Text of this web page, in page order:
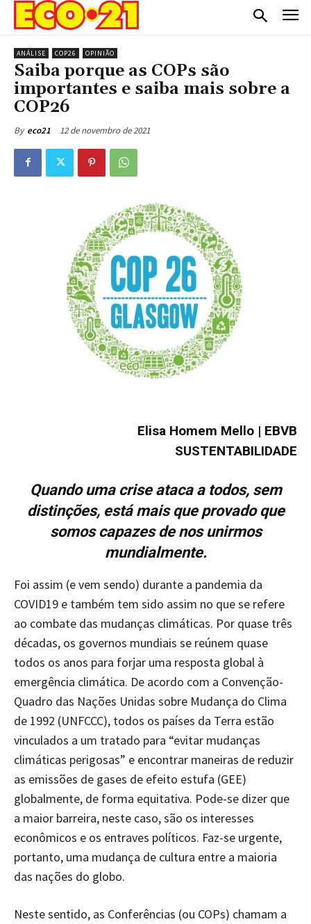
ANÁLISE COP26 OPINIÃO
Saiba porque as COPs são
importantes e saiba mais sobre a
COP26
By eco21 12 de novembro de 2021
Elisa Homem Mello | EBVB
SUSTENTABILIDADE
Quando uma crise ataca a todos, sem
distinções, está mais que provado que
somos capazes de nos unirmos
mundialmente.
Foi assim (e vem sendo) durante a pandemia da
COVID19 e também tem sido assim no que se refere
ao combate das mudanças climáticas. Por quase três
décadas, os governos mundiais se reúnem quase
todos os anos para forjar uma resposta global à
emergência climática. De acordo com a Convenção-
Quadro das Nações Unidas sobre Mudança do Clima
de 1992 (UNFCCC), todos os países da Terra estão
vinculados a um tratado para “evitar mudanças
climáticas perigosas” e encontrar maneiras de reduzir
as emissões de gases de efeito estufa (GEE)
globalmente, de forma equitativa. Pode-se dizer que
a maior barreira, neste caso, são os interesses
econômicos e os entraves políticos. Faz-se urgente,
portanto, uma mudança de cultura entre a maioria
das nações do globo.
Neste sentido, as Conferências (ou COPs) chamam a